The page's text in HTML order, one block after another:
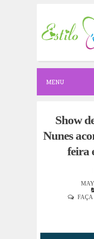
c
o
e
MENU
Show
Nunes
feira